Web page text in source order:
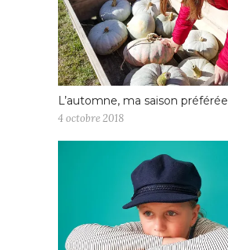
L’automne, ma saison préférée
4 octobre 2018